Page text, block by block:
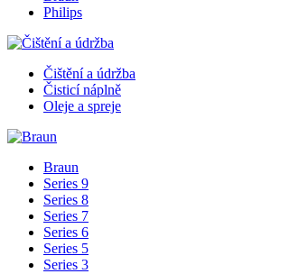
Philips
Čištění a údržba
Čisticí náplně
Oleje a spreje
Braun
Series 9
Series 8
Series 7
Series 6
Series 5
Series 3